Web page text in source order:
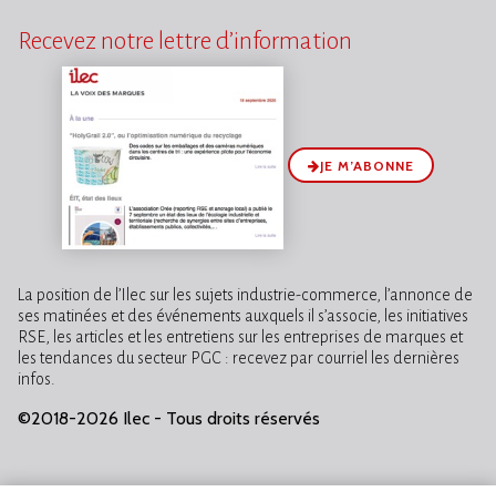
Recevez notre lettre d’information
JE M’ABONNE
La position de l’Ilec sur les sujets industrie-commerce, l’annonce de
ses matinées et des événements auxquels il s’associe, les initiatives
RSE, les articles et les entretiens sur les entreprises de marques et
les tendances du secteur PGC : recevez par courriel les dernières
infos.
©2018-2026 Ilec - Tous droits réservés